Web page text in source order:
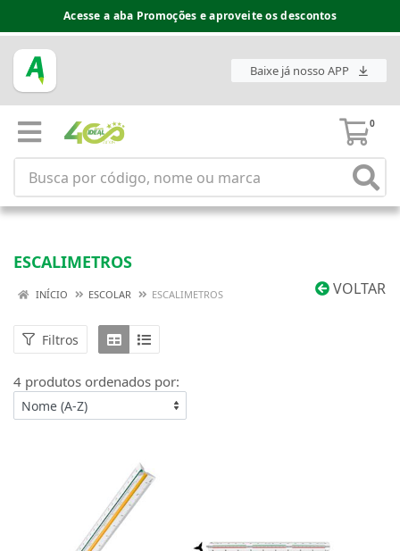
Acesse a aba Promoções e aproveite os descontos
Baixe já nosso APP
0
ESCALIMETROS
VOLTAR
INÍCIO ESCOLAR ESCALIMETROS
Filtros
4 produtos ordenados por: